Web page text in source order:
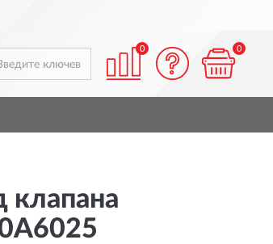
0 0
клапана